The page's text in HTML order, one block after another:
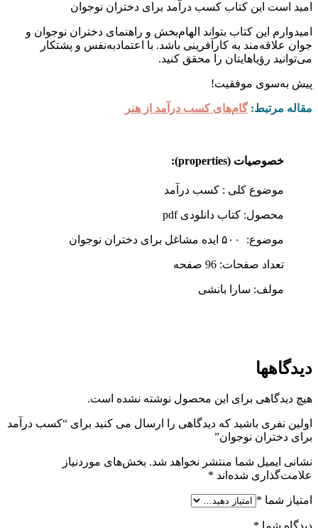
امید است این کتاب کسب درآمد برای دختران نوجوان
امیدوارم این کتاب بتواند الهام‌بخش و راهنمای دختران نوجوان و
جوان علاقه‌مند به کارآفرینی باشد. با اعتمادبه‌نفس و پشتکار
می‌توانید رؤیاهایتان را محقق کنید.
پیش به‌سوی موفقیت!
مقاله مرتبط: گام‌های کسب درآمد از هنر
خصوصیات (properties):
موضوع کلی : کسب درآمد
محصول: کتاب دانلودی pdf
موضوع: ۵۰۰ ایده مشاغل برای دختران نوجوان
تعداد صفحات: 96 صفحه
مولف: سارا بانشی
دیدگاهها
هیچ دیدگاهی برای این محصول نوشته نشده است.
اولین نفری باشید که دیدگاهی را ارسال می کنید برای “کسب درآمد
برای دختران نوجوان”
نشانی ایمیل شما منتشر نخواهد شد. بخش‌های موردنیاز
علامت‌گذاری شده‌اند *
امتیاز شما *